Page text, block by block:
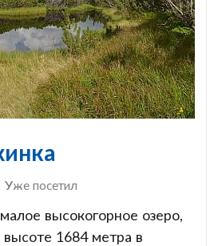
Уже посетил
высокогорное озеро,
1684 метра в